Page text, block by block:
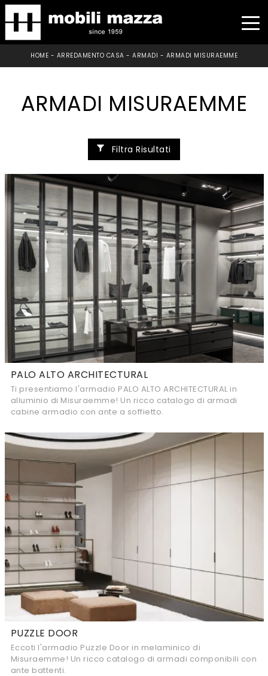
HOME - ARREDAMENTO CASA - ARMADI - ARMADI MISURAEMME
ARMADI MISURAEMME
Filtra Risultati
PALO ALTO ARCHITECTURAL
Ti presentiamo l'armadio PALO ALTO ARCHITECTURAL in
alluminio di Misuraemme! Un ricco catalogo di armadi
cabine armadio con ante a soffietto.
PUZZLE DOOR
Eccoti l'armadio Puzzle Door in melaminico di
Misuraemme! Un ricco catalogo di armadi componibili con
ante battenti.